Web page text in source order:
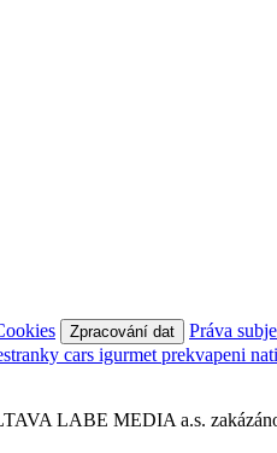
Zpracování dat
Práva
cars igurmetprekvapeni
LABE MEDIA a.s.